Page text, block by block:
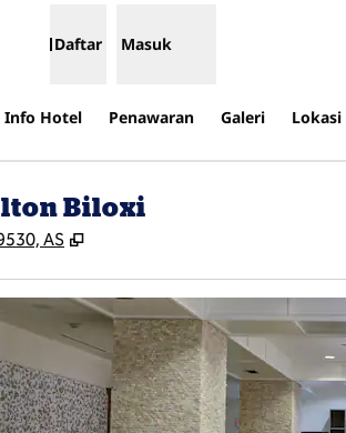
Daftar Masuk
Info Hotel Penawaran Galeri Lokasi
Biloxi
AS ,